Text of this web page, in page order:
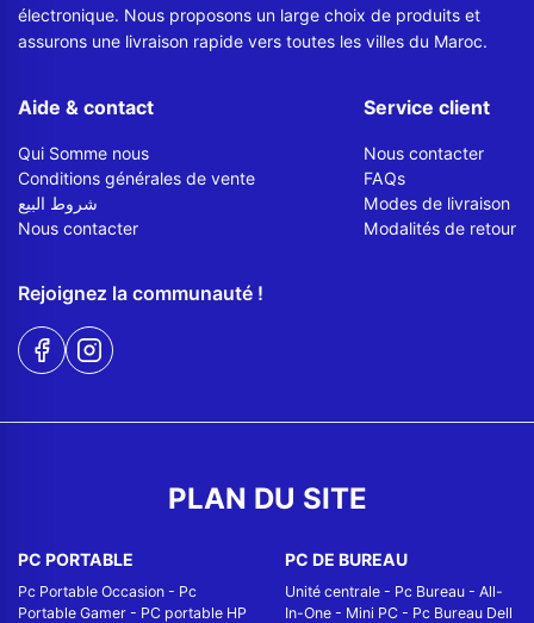
électronique. Nous proposons un large choix de produits et
assurons une livraison rapide vers toutes les villes du Maroc.
Aide & contact
Qui Somme nous
Conditions générales de vente
شروط البيع
Nous contacter
Service client
Nous contacter
FAQs
Modes de livraison
Modalités de retour
Rejoignez la communauté !
PLAN DU SITE
PC PORTABLE
Pc Portable Occasion - Pc
Portable Gamer - PC portable HP
PC DE BUREAU
Unité centrale - Pc Bureau - All-
In-One - Mini PC - Pc Bureau Dell